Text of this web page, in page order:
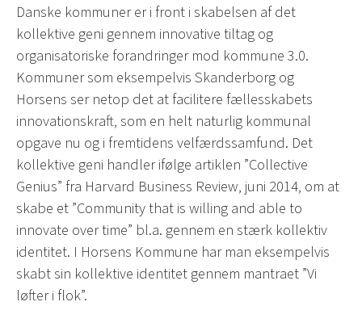
Danske kommuner er i front i skabelsen af det
kollektive geni gennem innovative tiltag og
organisatoriske forandringer mod kommune 3.0.
Kommuner som eksempelvis Skanderborg og
Horsens ser netop det at facilitere fællesskabets
innovationskraft, som en helt naturlig kommunal
opgave nu og i fremtidens velfærdssamfund. Det
kollektive geni handler ifølge artiklen ”Collective
Genius” fra Harvard Business Review, juni 2014, om at
skabe et ”Community that is willing and able to
innovate over time” bl.a. gennem en stærk kollektiv
identitet. I Horsens Kommune har man eksempelvis
skabt sin kollektive identitet gennem mantraet ”Vi
løfter i flok”.